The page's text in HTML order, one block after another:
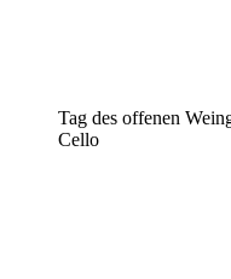
Tag des offenen
Cello